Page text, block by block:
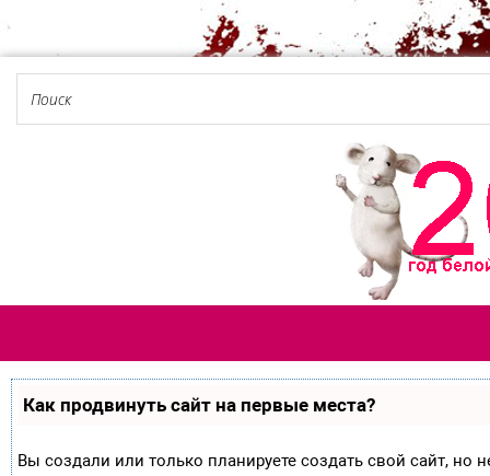
Как продвинуть сайт на первые места?
Вы создали или только планируете создать свой сайт, но